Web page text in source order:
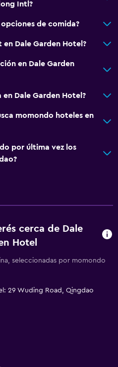
Intl?
de comida?
en Dale Garden Hotel?
en Dale Garden
Dale Garden Hotel?
momondo hoteles en
por última vez los
cerca de Dale
Hotel
seleccionadas por momondo
29 Wuding Road, Qingdao